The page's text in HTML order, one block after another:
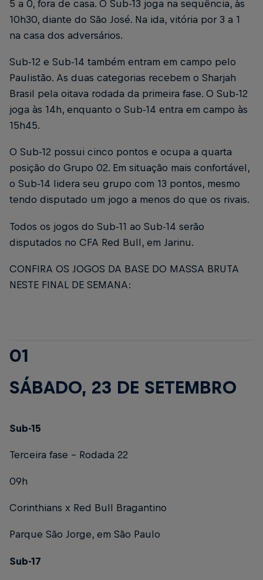
5 a 0, fora de casa. O Sub-13 joga na sequência, às
10h30, diante do São José. Na ida, vitória por 3 a 1
na casa dos adversários.
Sub-12 e Sub-14 também entram em campo pelo
Paulistão. As duas categorias recebem o Sharjah
Brasil pela oitava rodada da primeira fase. O Sub-12
joga às 14h, enquanto o Sub-14 entra em campo às
15h45.
O Sub-12 possui cinco pontos e ocupa a quarta
posição do Grupo 02. Em situação mais confortável,
o Sub-14 lidera seu grupo com 13 pontos, mesmo
tendo disputado um jogo a menos do que os rivais.
Todos os jogos do Sub-11 ao Sub-14 serão
disputados no CFA Red Bull, em Jarinu.
CONFIRA OS JOGOS DA BASE DO MASSA BRUTA
NESTE FINAL DE SEMANA:
01
SÁBADO, 23 DE SETEMBRO
Sub-15
Terceira fase – Rodada 22
09h
Corinthians x Red Bull Bragantino
Parque São Jorge, em São Paulo
Sub-17